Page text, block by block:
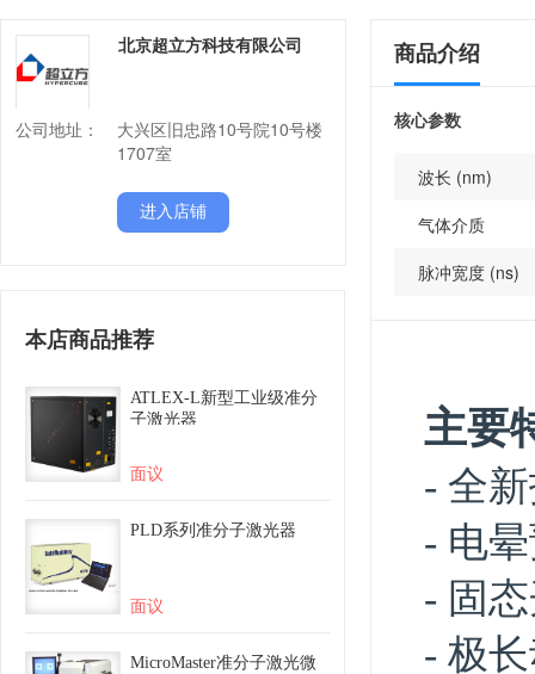
北京超立方科技有限公司
公司地址：
大兴区旧忠路10号院10号楼
1707室
进入店铺
本店商品推荐
ATLEX-L新型工业级准分
子激光器
面议
PLD系列准分子激光器
面议
MicroMaster准分子激光微
商品介绍
核心参数
波长 (nm)
气体介质
脉冲宽度 (ns)